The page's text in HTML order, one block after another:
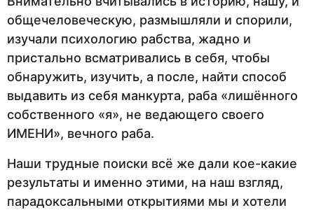
общечеловеческую, размышляли и спорили,
изучали психологию рабства, жадно и
пристально всматривались в себя, чтобы
обнаружить, изучить, а после, найти способ
выдавить из себя манкурта, раба «лишённого
собственного «я», не ведающего своего
ИМЕНИ», вечного раба.
Наши трудные поиски всё же дали кое-какие
результаты и именно этими, на наш взгляд,
парадоксальными открытиями мы и хотели